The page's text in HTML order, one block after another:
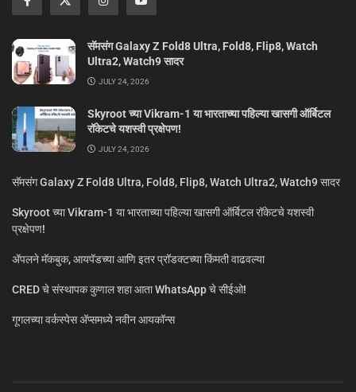
सॅमसंग Galaxy Z Fold8 Ultra, Fold8, Flip8, Watch
Ultra2, Watch9 सादर
JULY 24, 2026
Skyroot च्या Vikram-1 या भारताच्या पहिल्या खासगी ऑर्बिटल
रॉकेटचे यशस्वी प्रक्षेपण!
JULY 24, 2026
सॅमसंग Galaxy Z Fold8 Ultra, Fold8, Flip8, Watch Ultra2, Watch9 सादर
Skyroot च्या Vikram-1 या भारताच्या पहिल्या खासगी ऑर्बिटल रॉकेटचे यशस्वी
प्रक्षेपण!
ॲपलने मॅकबुक, आयपॅडच्या आणि इतर प्रॉडक्टच्या किंमती वाढवल्या
CRED चे संस्थापक कुणाल शहा आता WhatsApp चे सीईओ!
गूगलच्या वर्कस्पेस अ‍ॅप्समध्ये नवीन आयकॉन्स